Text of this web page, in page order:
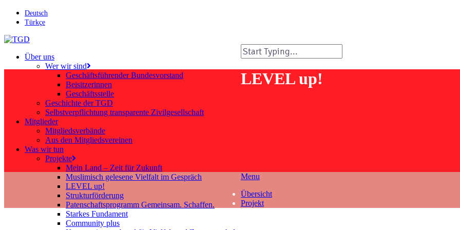
Skip
content
Deutsch
Türkçe
Über uns
Wer wir sind
Geschäftsführender Bundesvorstand
Beisitzerinnen
Geschäftsstelle
Geschichte der TGD
Selbstverpflichtung transparente Zivilgesellschaft
Mitglieder
Mitgliedsverbände
Aus den Mitgliedsvereinen
Was wir tun
Projekte
Mein Land – Zeit für Zukunft
Muslimisch gelesene Vielfalt im Gespräch
LEVEL up!
Strukturförderung
Patenschaftsprogramm Gemeinsam. Schaffen.
Starkes Fundament
Community plus
Search
LEVEL up!
Menu
Übersicht
Projekt